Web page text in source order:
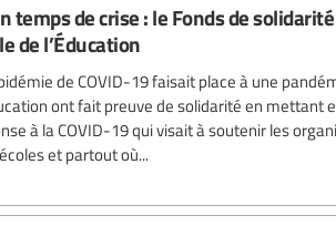
temps de crise : le Fonds de
de l’Éducation
de COVID-19 faisait place à une
ont fait preuve de solidarité en mettant
à la COVID-19 qui visait à soutenir les
et partout où...